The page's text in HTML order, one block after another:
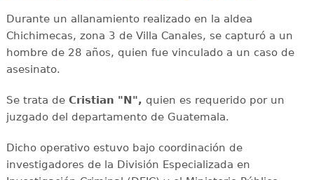
Durante un allanamiento realizado en la aldea
Chichimecas, zona 3 de Villa Canales, se capturó a un
hombre de 28 años, quien fue vinculado a un caso de
asesinato.
Se trata deCristian "N", quien es requerido por un
juzgado del departamento de Guatemala.
Dicho operativo estuvo bajo coordinación de
investigadores de la División Especializada en